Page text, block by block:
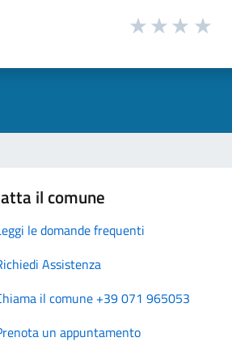
il comune
le domande frequenti
Assistenza
il comune +39 071 965053
un appuntamento